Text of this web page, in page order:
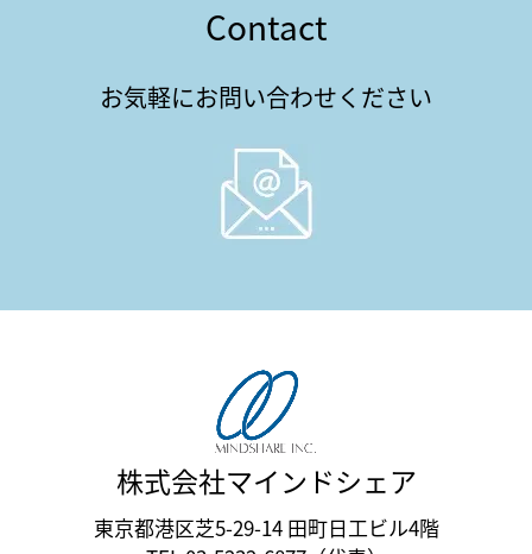
Contact
お気軽にお問い合わせください
株式会社マインドシェア
東京都港区芝5-29-14 田町日工ビル4階